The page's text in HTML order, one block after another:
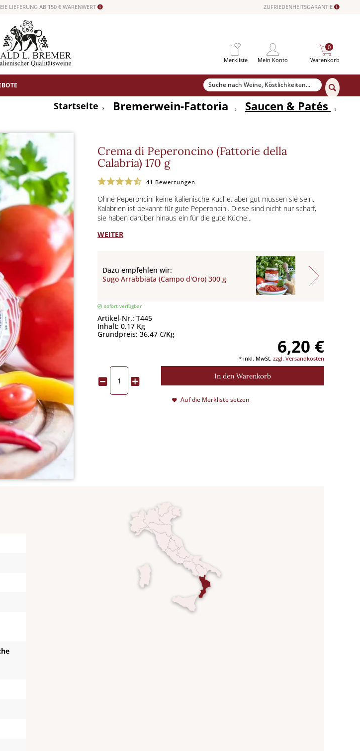
LIEFERUNG AB 150 € WARENWERT ZUFRIEDENHEITSGARANTIE
Merkliste Mein Konto Warenkorb
0
Startseite Bremerwein-Fattoria Saucen & Patés
Crema di Peperoncino (Fattorie della
Calabria) 170 g
41 Bewertungen
Ohne Peperoncini keine italienische Küche, aber gut müssen sie sein.
Kalabrien ist bekannt für gute Peperoncini. Diese sind nicht nur scharf,
sie haben darüber hinaus ein für die gute Küche...
WEITER
Dazu empfehlen wir:
Sugo Arrabbiata (Campo d'Oro) 300 g
sofort verfügbar
Artikel-Nr.: T445
Inhalt: 0.17 Kg
Grundpreis: 36,47 €/Kg
6,20 €
* inkl. MwSt. zzgl. Versandkosten
In den Warenkorb
Auf die Merkliste setzen